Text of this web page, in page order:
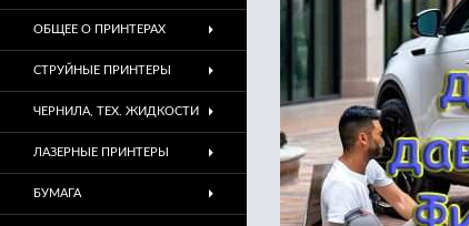
ОБЩЕЕ О ПРИНТЕРАХ
СТРУЙНЫЕ ПРИНТЕРЫ
ЧЕРНИЛА, ТЕХ. ЖИДКОСТИ
ЛАЗЕРНЫЕ ПРИНТЕРЫ
БУМАГА